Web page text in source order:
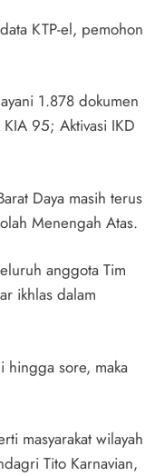
KTP-el, pemohon
1.878 dokumen
95; Aktivasi IKD
Daya masih terus
Menengah Atas.
anggota Tim
ikhlas dalam
hingga sore, maka
masyarakat wilayah
Tito Karnavian,